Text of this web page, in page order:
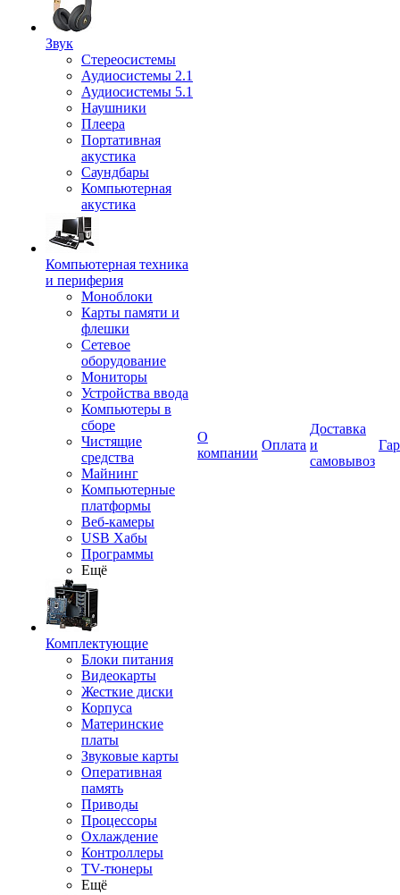
Звук
Стереосистемы
Аудиосистемы 2.1
Аудиосистемы 5.1
Наушники
Плеера
Портативная
акустика
Саундбары
Компьютерная
акустика
Компьютерная техника
и периферия
Моноблоки
Карты памяти и
флешки
Сетевое
оборудование
Мониторы
Устройства ввода
Компьютеры в
сборе
Чистящие
средства
Майнинг
Компьютерные
платформы
Веб-камеры
USB Хабы
Программы
Ещё
Комплектующие
Блоки питания
Видеокарты
Жесткие диски
Корпуса
Материнские
платы
Звуковые карты
Оперативная
память
Приводы
Процессоры
Охлаждение
Контроллеры
TV-тюнеры
Ещё
О
компании
Оплата
Доставка
и
самовывоз